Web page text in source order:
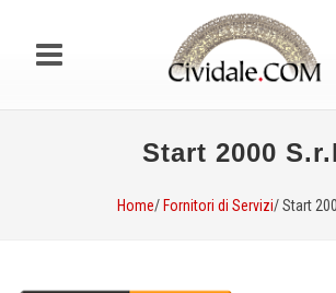
Start 2000
Home/ Fornitori di Servizi/ Start